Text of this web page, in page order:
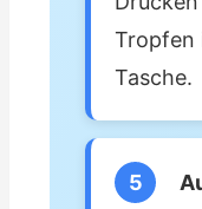
Tropfen
Tasche.
5